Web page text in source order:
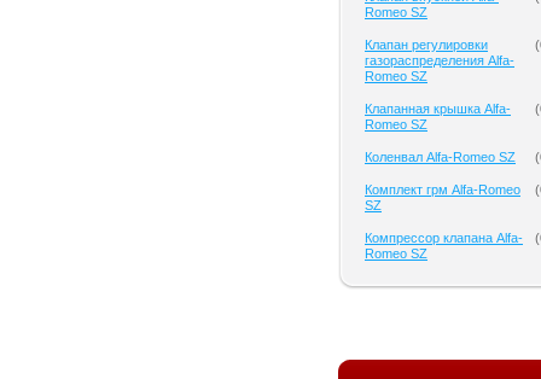
Romeo SZ
Клапан регулировки
газораспределения Alfa-
Romeo SZ
(
Клапанная крышка Alfa-
Romeo SZ
(
Коленвал Alfa-Romeo SZ (
Комплект грм Alfa-Romeo
SZ
(
Компрессор клапана Alfa-
Romeo SZ
(